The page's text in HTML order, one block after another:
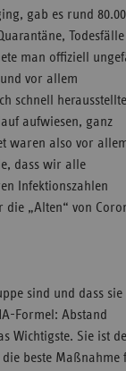
gab es rund
Todesfälle
man offiziell
vor allem
schnell herausstellte
aufwiesen, ganz
waren also vor
dass wir alle
Infektionszahlen
„Alten“ von
sind und dass sie
Formel: Abstand
Wichtigste. Sie ist
beste Maßnahme